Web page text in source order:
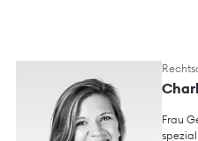
Frau